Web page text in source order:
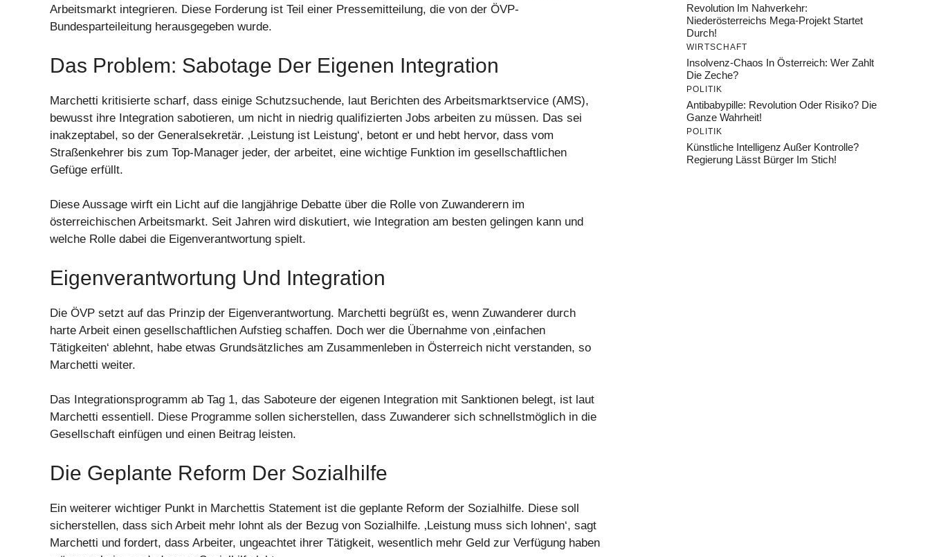
Arbeitsmarkt integrieren. Diese Forderung ist Teil einer Pressemitteilung, die von der ÖVP-
Bundesparteileitung herausgegeben wurde.
Das Problem: Sabotage Der Eigenen Integration
Marchetti kritisierte scharf, dass einige Schutzsuchende, laut Berichten des Arbeitsmarktservice (AMS),
bewusst ihre Integration sabotieren, um nicht in niedrig qualifizierten Jobs arbeiten zu müssen. Das sei
inakzeptabel, so der Generalsekretär. ‚Leistung ist Leistung‘, betont er und hebt hervor, dass vom
Straßenkehrer bis zum Top-Manager jeder, der arbeitet, eine wichtige Funktion im gesellschaftlichen
Gefüge erfüllt.
Diese Aussage wirft ein Licht auf die langjährige Debatte über die Rolle von Zuwanderern im
österreichischen Arbeitsmarkt. Seit Jahren wird diskutiert, wie Integration am besten gelingen kann und
welche Rolle dabei die Eigenverantwortung spielt.
Eigenverantwortung Und Integration
Die ÖVP setzt auf das Prinzip der Eigenverantwortung. Marchetti begrüßt es, wenn Zuwanderer durch
harte Arbeit einen gesellschaftlichen Aufstieg schaffen. Doch wer die Übernahme von ‚einfachen
Tätigkeiten‘ ablehnt, habe etwas Grundsätzliches am Zusammenleben in Österreich nicht verstanden, so
Marchetti weiter.
Das Integrationsprogramm ab Tag 1, das Saboteure der eigenen Integration mit Sanktionen belegt, ist laut
Marchetti essentiell. Diese Programme sollen sicherstellen, dass Zuwanderer sich schnellstmöglich in die
Gesellschaft einfügen und einen Beitrag leisten.
Die Geplante Reform Der Sozialhilfe
Ein weiterer wichtiger Punkt in Marchettis Statement ist die geplante Reform der Sozialhilfe. Diese soll
sicherstellen, dass sich Arbeit mehr lohnt als der Bezug von Sozialhilfe. ‚Leistung muss sich lohnen‘, sagt
Marchetti und fordert, dass Arbeiter, ungeachtet ihrer Tätigkeit, wesentlich mehr Geld zur Verfügung haben
Revolution Im Nahverkehr:
Niederösterreichs Mega-Projekt Startet
Durch!
WIRTSCHAFT
Insolvenz-Chaos In Österreich: Wer Zahlt
Die Zeche?
POLITIK
Antibabypille: Revolution Oder Risiko? Die
Ganze Wahrheit!
POLITIK
Künstliche Intelligenz Außer Kontrolle?
Regierung Lässt Bürger Im Stich!